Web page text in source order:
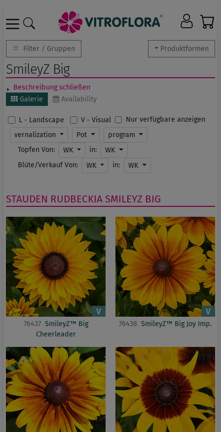
Produktformen
Filter / Gruppen
SmileyZ Big
Beschreibung schließen
Galerie
Availability
L - Landscape V - Visual
Nur verfügbare anzeigen
vernalization
Pot
program
Topfen Von:
WK in:
WK
Blüte/Verkauf Von:
WK in: WK
STAUDEN RUDBECKIA SMILEYZ BIG
76437 SmileyZ™ Big
Cheerleader
76438 SmileyZ™ Big Joy Imp.